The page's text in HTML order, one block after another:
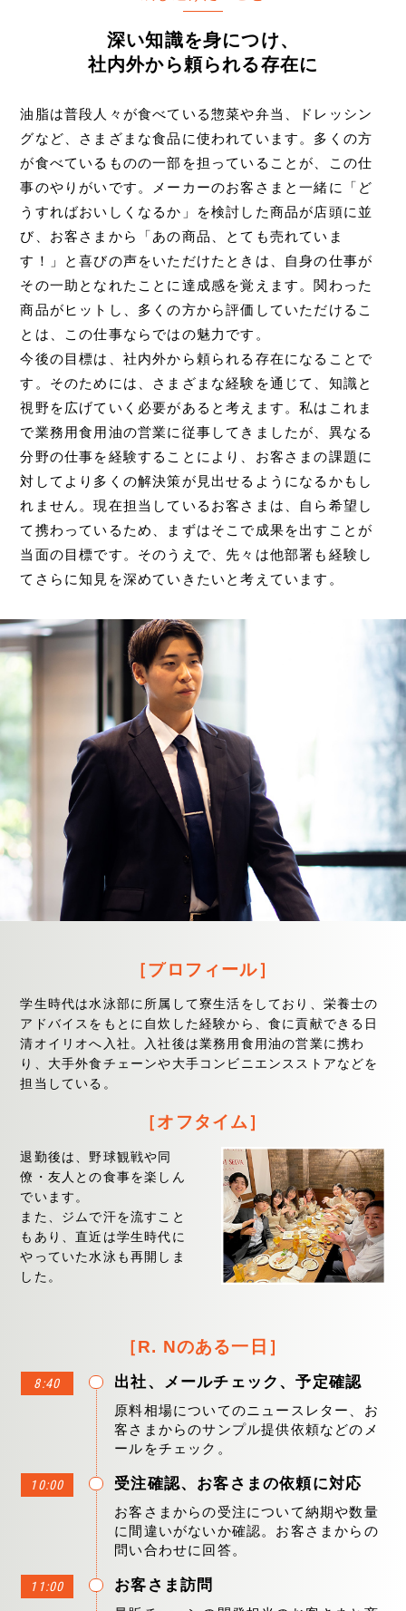
深い知識を身につけ、
社内外から頼られる存在に
油脂は普段人々が食べている惣菜や弁当、ドレッシン
グなど、さまざまな食品に使われています。多くの方
が食べているものの一部を担っていることが、この仕
事のやりがいです。メーカーのお客さまと一緒に「ど
うすればおいしくなるか」を検討した商品が店頭に並
び、お客さまから「あの商品、とても売れていま
す！」と喜びの声をいただけたときは、自身の仕事が
その一助となれたことに達成感を覚えます。関わった
商品がヒットし、多くの方から評価していただけるこ
とは、この仕事ならではの魅力です。
今後の目標は、社内外から頼られる存在になることで
す。そのためには、さまざまな経験を通じて、知識と
視野を広げていく必要があると考えます。私はこれま
で業務用食用油の営業に従事してきましたが、異なる
分野の仕事を経験することにより、お客さまの課題に
対してより多くの解決策が見出せるようになるかもし
れません。現在担当しているお客さまは、自ら希望し
て携わっているため、まずはそこで成果を出すことが
当面の目標です。そのうえで、先々は他部署も経験し
てさらに知見を深めていきたいと考えています。
［プロフィール］
学生時代は水泳部に所属して寮生活をしており、栄養士の
アドバイスをもとに自炊した経験から、食に貢献できる日
清オイリオへ入社。入社後は業務用食用油の営業に携わ
り、大手外食チェーンや大手コンビニエンスストアなどを
担当している。
［オフタイム］
退勤後は、野球観戦や同
僚・友人との食事を楽しん
でいます。
また、ジムで汗を流すこと
もあり、直近は学生時代に
やっていた水泳も再開しま
した。
［R. Nのある一日］
8:40 出社、メールチェック、予定確認
原料相場についてのニュースレター、お
客さまからのサンプル提供依頼などのメ
ールをチェック。
10:00 受注確認、お客さまの依頼に対応
お客さまからの受注について納期や数量
に間違いがないか確認。お客さまからの
問い合わせに回答。
11:00 お客さま訪問